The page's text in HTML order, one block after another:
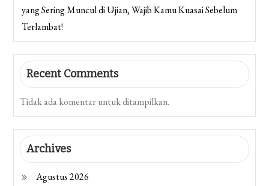
yang Sering Muncul di Ujian, Wajib Kamu Kuasai Sebelum
Terlambat!
Recent Comments
Tidak ada komentar untuk ditampilkan.
Archives
Agustus 2026